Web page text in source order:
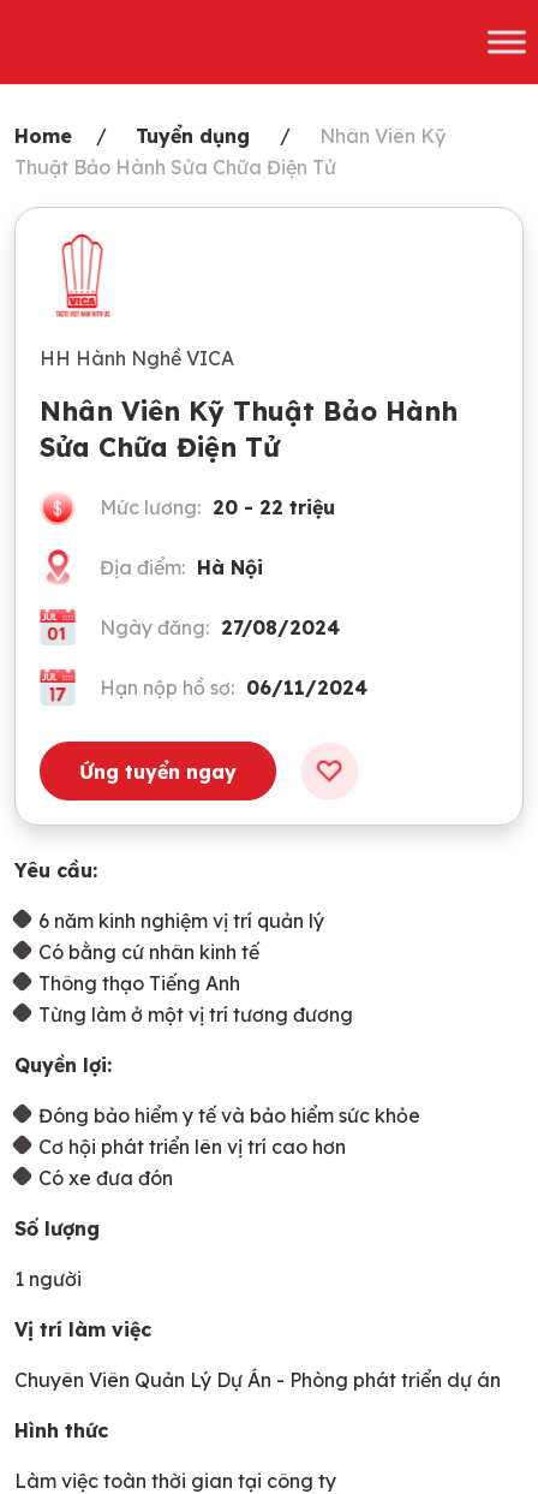
Home Tuyển dụng
Nhân Viên Kỹ
Thuật Bảo Hành Sửa Chữa Điện Tử
HH Hành Nghề VICA
Nhân Viên Kỹ Thuật Bảo Hành
Sửa Chữa Điện Tử
Mức lương: 20 - 22 triệu
Địa điểm: Hà Nội
Ngày đăng: 27/08/2024
Hạn nộp hồ sơ: 06/11/2024
Ứng tuyển ngay
Yêu cầu:
6 năm kinh nghiệm vị trí quản lý
Có bằng cứ nhân kinh tế
Thông thạo Tiếng Anh
Từng làm ở một vị trí tương đương
Quyền lợi:
Đóng bảo hiểm y tế và bảo hiểm sức khỏe
Cơ hội phát triển lên vị trí cao hơn
Có xe đưa đón
Số lượng
1 người
Vị trí làm việc
Chuyên Viên Quản Lý Dự Án - Phòng phát triển dự án
Hình thức
Làm việc toàn thời gian tại công ty